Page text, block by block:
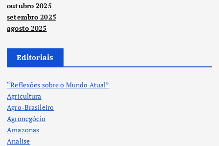
outubro 2025
setembro 2025
agosto 2025
Editoriais
“Reflexões sobre o Mundo Atual”
Agricultura
Agro-Brasileiro
Agronegócio
Amazonas
Analise